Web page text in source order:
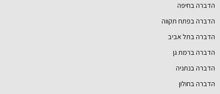
הדברה בחיפה
הדברה בפתח תקווה
הדברה בתל אביב
הדברה ברמת גן
הדברה בנתניה
הדברה בחולון